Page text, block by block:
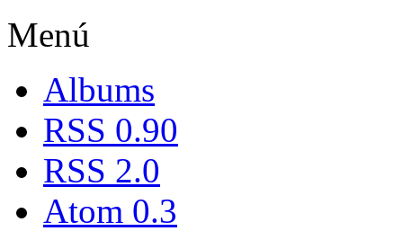
Menú
Albums
RSS 0.90
RSS 2.0
Atom 0.3